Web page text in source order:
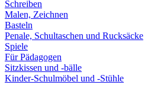
Schreiben
Malen, Zeichnen
Basteln
Penale, Schultaschen und Rucksäcke
Spiele
Für Pädagogen
Sitzkissen und -bälle
Kinder-Schulmöbel und -Stühle